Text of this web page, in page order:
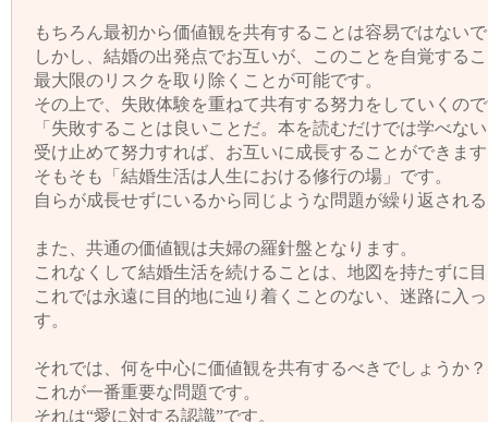
もちろん最初から価値観を共有することは容易ではない
しかし、結婚の出発点でお互いが、このことを自覚する
最大限のリスクを取り除くことが可能です。
その上で、失敗体験を重ねて共有する努力をしていくの
「失敗することは良いことだ。本を読むだけでは学べな
受け止めて努力すれば、お互いに成長することができま
そもそも「結婚生活は人生における修行の場」です。
自らが成長せずにいるから同じような問題が繰り返され
また、共通の価値観は夫婦の羅針盤となります。
これなくして結婚生活を続けることは、地図を持たずに
これでは永遠に目的地に辿り着くことのない、迷路に入
す。
それでは、何を中心に価値観を共有するべきでしょうか？
これが一番重要な問題です。
それは“愛に対する認識”です。